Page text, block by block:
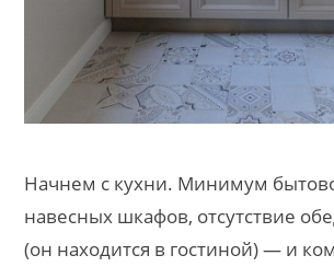
Начнем с кухни. Минимум
навесных шкафов, отсутствие
(он находится в гостиной) — и